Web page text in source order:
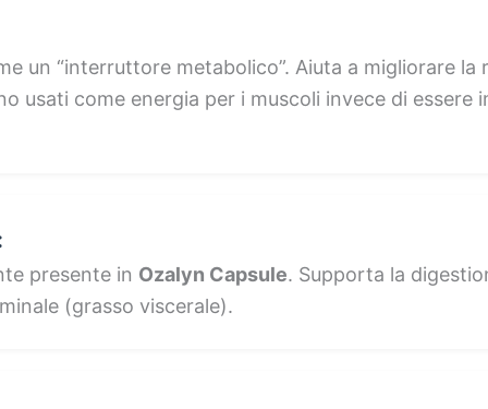
un “interruttore metabolico”. Aiuta a migliorare la
usati come energia per i muscoli invece di essere
presente in Ozalyn Capsule. Supporta la
(grasso viscerale).